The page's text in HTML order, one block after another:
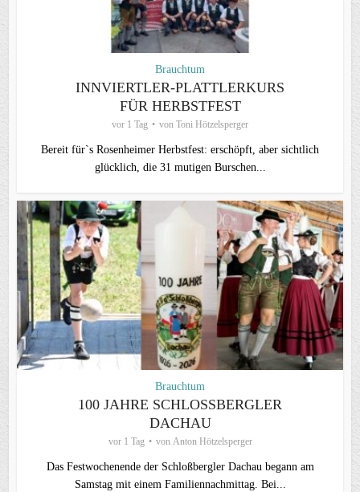
Brauchtum
INNVIERTLER-PLATTLERKURS
FÜR HERBSTFEST
vor 1 Tag von Toni Hötzelsperger
Bereit für`s Rosenheimer Herbstfest: erschöpft, aber sichtlich
glücklich, die 31 mutigen Burschen...
Brauchtum
100 JAHRE SCHLOSSBERGLER D
ACHAU
vor 1 Tag von Anton Hötzelsperger
Das Festwochenende der Schloßbergler Dachau begann am
Samstag mit einem Familiennachmittag. Bei...